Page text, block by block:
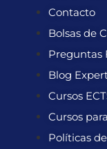
Contacto
Bolsas de
Preguntas
Blog
Cursos
Cursos
Políticas